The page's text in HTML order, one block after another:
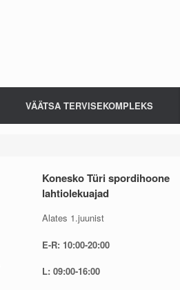
VÄÄTSA TERVISEKOMPLEKS
Konesko Türi spordihoone
lahtiolekuajad
Alates 1.juunist
E-R: 10:00-20:00
L: 09:00-16:00